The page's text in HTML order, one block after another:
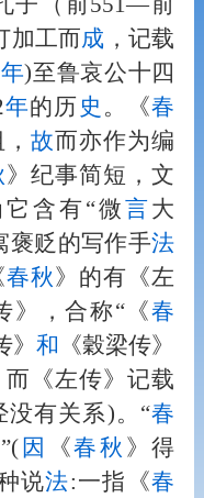
加工而 成 ，记载
年)至鲁哀公十四
年的历 史 。《春
，故而亦作为编
》纪事简短，文
含有“微言大
褒贬的写作手法
春秋》的有《左
》，合称“《春
》和
《穀梁传》
而《左传》记载
没有关系)。“春
因 《春秋 》得
说法:一指《春